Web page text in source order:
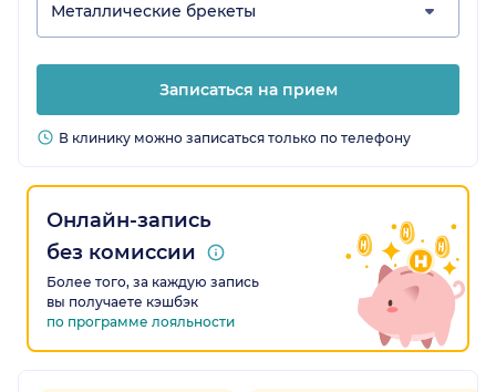
Металлические брекеты
Записаться на прием
В клинику можно записаться только по телефону
Онлайн-запись
без комиссии
Более того, за каждую запись
вы получаете кэшбэк
по программе лояльности